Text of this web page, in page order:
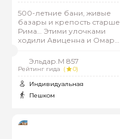
500-летние бани, живые
базары и крепость старше
Рима… Этими улочками
ходили Авиценна и Омар
Эльдар.М 857
Рейтинг гида (
0)
Индивидуальная
Пешком